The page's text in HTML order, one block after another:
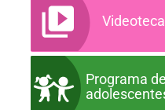
Videoteca
Programa